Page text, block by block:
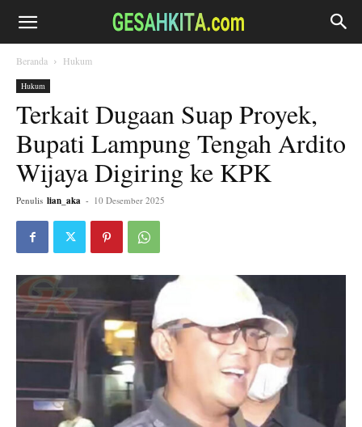
Beranda Hukum
Hukum
Terkait Dugaan Suap Proyek,
Bupati Lampung Tengah Ardito
Wijaya Digiring ke KPK
Penulis lian_aka - 10 Desember 2025